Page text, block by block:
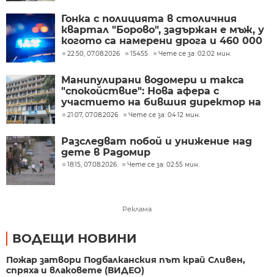
Гонка с полицията в столичния
квартал "Борово", задържан е мъж, у
когото са намерени дрога и 460 000
евро
22:50, 07.08.2026 15455 Чете се за: 02:02 мин.
Манипулирани водомери и такса
"спокойствие": Нова афера с
участието на бившия директор на
"ВиК - Бургас"
21:07, 07.08.2026 Чете се за: 04:12 мин.
Разследват побой и унижение над
дете в Радомир
18:15, 07.08.2026 Чете се за: 02:55 мин.
Реклама
ВОДЕЩИ НОВИНИ
Пожар затвори Подбалканския път край Сливен,
спряха и влаковете (ВИДЕО)